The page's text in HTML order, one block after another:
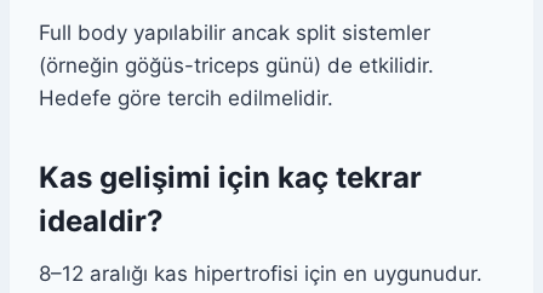
Full body yapılabilir ancak split sistemler
(örneğin göğüs-triceps günü) de etkilidir.
Hedefe göre tercih edilmelidir.
Kas gelişimi için kaç tekrar
idealdir?
8–12 aralığı kas hipertrofisi için en uygunudur.